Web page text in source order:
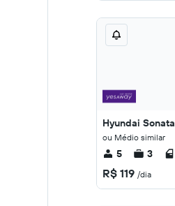
Hyundai Sonata
ou Médio similar
5 3
R$ 119 /dia